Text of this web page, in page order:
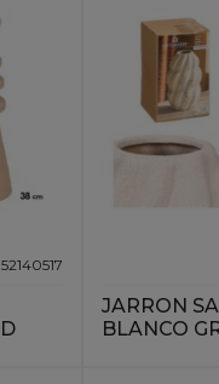
JARRON
BLANCO